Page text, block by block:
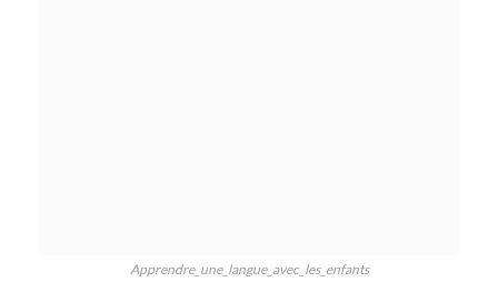
Apprendre_une_langue_avec_les_enfants